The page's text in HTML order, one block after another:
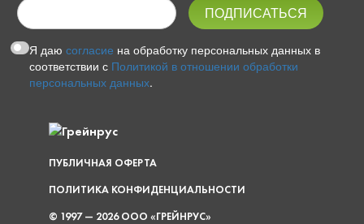
Я даюсогласие на обработку персональных данных в
соответствии с Политикой в отношении обработки
персональных данных.
ПУБЛИЧНАЯ ОФЕРТА
ПОЛИТИКА КОНФИДЕНЦИАЛЬНОСТИ
© 1997 — 2026 ООО «ГРЕЙНРУС»